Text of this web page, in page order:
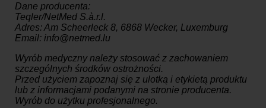
Dane producenta:
Teqler/NetMed S.à.r.l.
Adres: Am Scheerleck 8, 6868 Wecker, Luxemburg
Email: info@netmed.lu
Wyrób medyczny należy stosować z zachowaniem
szczególnych środków ostrożności.
Przed użyciem zapoznaj się z ulotką i etykietą produktu
lub z informacjami podanymi na stronie producenta.
Wyrób do użytku profesjonalnego.